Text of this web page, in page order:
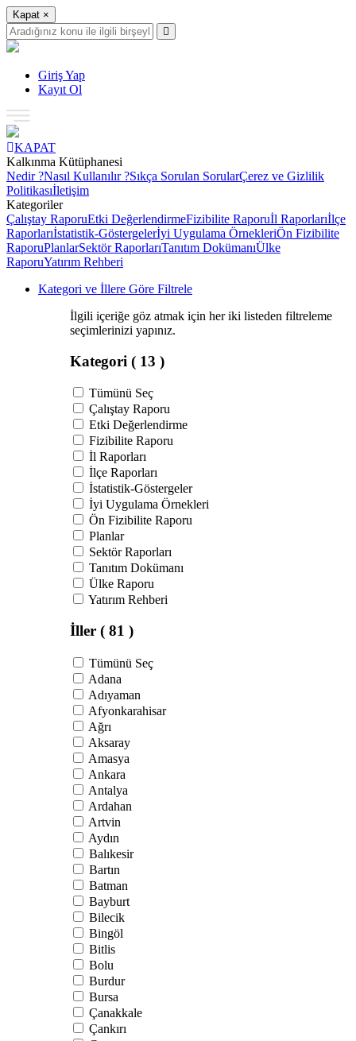
Kapat ×
Giriş Yap
Kayıt Ol
KAPAT
Kalkınma Kütüphanesi
Nedir ?Nasıl Kullanılır ?Sıkça Sorulan SorularÇerez ve Gizlilik
Politikasıİletişim
Kategoriler
Çalıştay RaporuEtki DeğerlendirmeFizibilite Raporuİl Raporlarıİlçe
Raporlarıİstatistik-Göstergelerİyi Uygulama ÖrnekleriÖn Fizibilite
RaporuPlanlarSektör RaporlarıTanıtım DokümanıÜlke
RaporuYatırım Rehberi
Kategori ve İllere Göre Filtrele
İlgili içeriğe göz atmak için her iki listeden filtreleme
seçimlerinizi yapınız.
Kategori ( 13 )
Tümünü Seç
Çalıştay Raporu
Etki Değerlendirme
Fizibilite Raporu
İl Raporları
İlçe Raporları
İstatistik-Göstergeler
İyi Uygulama Örnekleri
Ön Fizibilite Raporu
Planlar
Sektör Raporları
Tanıtım Dokümanı
Ülke Raporu
Yatırım Rehberi
İller ( 81 )
Tümünü Seç
Adana
Adıyaman
Afyonkarahisar
Ağrı
Aksaray
Amasya
Ankara
Antalya
Ardahan
Artvin
Aydın
Balıkesir
Bartın
Batman
Bayburt
Bilecik
Bingöl
Bitlis
Bolu
Burdur
Bursa
Çanakkale
Çankırı